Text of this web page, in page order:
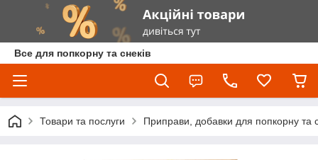
Все для попкорну та снеків
Товари та послуги Приправи, добавки для попкорну та